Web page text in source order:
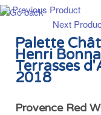
Previous Product
Next
Palette
Henri
Terrasses
2018
Provence Red